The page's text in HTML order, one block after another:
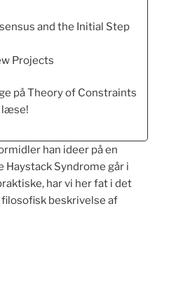
and the Initial Step
Projects
på Theory of Constraints
læse!
han ideer på en
Syndrome går i
har vi her fat i det
beskrivelse af